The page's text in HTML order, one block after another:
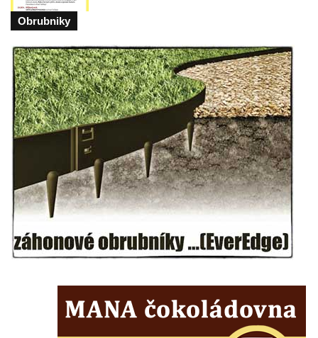
Vilémově
Centrální kříž na novém hřbitově ve
Vilémově
Kříž u kostela Nanebevzetí Panny Marie na
křížové cestě ve Vilémově
Kříž u cesty mezi Růžovou a Kamenickou
Strání
Kříž u severní zdi kostela Nalezení svatého
Kříže ve Frýdlantu
Kříž na Křížové cestě na Křížovém vrchu ve
Frýdlantu
Centrální kříž hřbitova ve Sloupu v Čechách
Kříž u koryta náhonu na Chřibské Kamenici
Kříž poblíž Ovčího mostu u Tisové
Kříž u kaple svatých Cyrila a Metoděje v
Obrubniky